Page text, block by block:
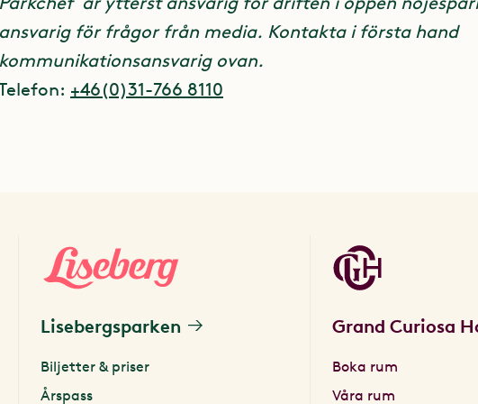
ansvarig för frågor från media. Kontakta i första hand
kommunikationsansvarig ovan.
+46(0)31-766 8110
För ackreditering till Rondos shower kontakta:
Anna Wennebrink, Försäljningskoordinator
E-post: anna.wennebrink@liseberg.se
Lisebergsparken
Biljetter & priser
Årspass
Grand Curiosa
Boka rum
Våra rum